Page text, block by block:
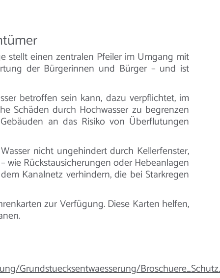
stellt einen zentralen Pfeiler im Umgang mit
der Bürgerinnen und Bürger – und ist
betroffen sein kann, dazu verpflichtet, im
Schäden durch Hochwasser zu begrenzen
an das Risiko von Überflutungen
nicht ungehindert durch Kellerfenster,
Rückstausicherungen oder Hebeanlagen
Kanalnetz verhindern, die bei Starkregen
zur Verfügung. Diese Karten helfen,
Grundstuecksentwaesserung/